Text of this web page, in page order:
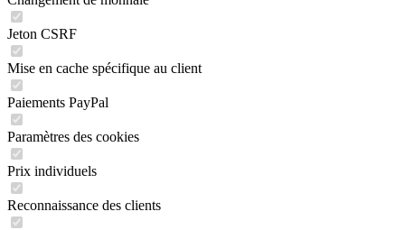
Jeton CSRF
Mise en cache spécifique au client
Paiements PayPal
Paramètres des cookies
Prix individuels
Reconnaissance des clients